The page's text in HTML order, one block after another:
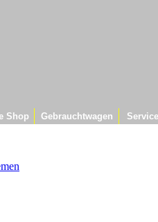
Shop Gebrauchtwagen Service